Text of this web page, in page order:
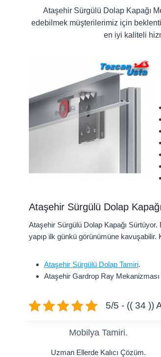
Ataşehir Sürgülü Dolap Kapağı
edebilmek müşterilerimiz için
en iyi kaliteli
Ataşehir Sürgülü Dolap
Ataşehir Sürgülü Dolap Kapağı
yapıp ilk günkü görünümüne kavuşabilir.
Ataşehir Sürgülü Dolap Tamiri.
Ataşehir Gardrop Ray Mekanizması
5/5 - (( 34 ))
Mobilya Tamiri.
Uzman Ellerde Kalıcı Çözüm.